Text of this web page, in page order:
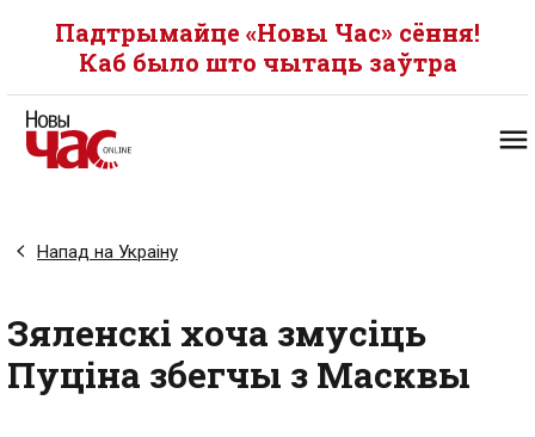
Падтрымайце «Новы Час» сёння!
Каб было што чытаць заўтра
Напад на Украіну
Зяленскі хоча змусіць
Пуціна збегчы з Масквы